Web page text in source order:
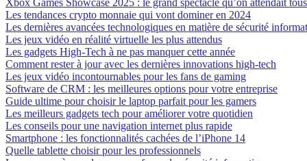
Xbox Games Showcase 2025 : le grand spectacle qu’on attendait tous
Les tendances crypto monnaie qui vont dominer en 2024
Les dernières avancées technologiques en matière de sécurité
Les jeux vidéo en réalité virtuelle les plus attendus
Les gadgets High-Tech à ne pas manquer cette année
Comment rester à jour avec les dernières innovations high-tech
Les jeux vidéo incontournables pour les fans de gaming
Software de CRM : les meilleures options pour votre entreprise
Guide ultime pour choisir le laptop parfait pour les gamers
Les meilleurs gadgets tech pour améliorer votre quotidien
Les conseils pour une navigation internet plus rapide
Smartphone : les fonctionnalités cachées de l’iPhone 14
Quelle tablette choisir pour les professionnels